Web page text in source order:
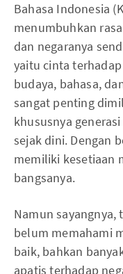
Bahasa Indonesia
menumbuhkan
dan negaranya
yaitu cinta
budaya, bahasa,
sangat penting
khususnya
sejak dini. Dengan
memiliki kesetiaan
bangsanya.
Namun sayangnya,
belum memahami
baik, bahkan
apatis terhadap